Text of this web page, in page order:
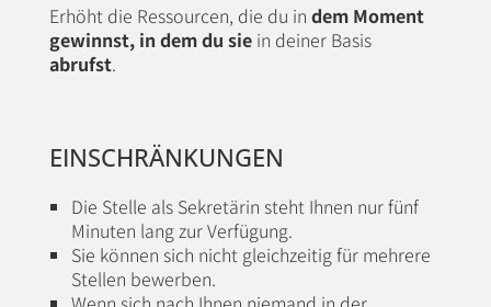
Erhöht die Ressourcen, die du in dem Moment
gewinnst, in dem du sie in deiner Basis
abrufst.
EINSCHRÄNKUNGEN
Die Stelle als Sekretärin steht Ihnen nur fünf
Minuten lang zur Verfügung.
Sie können sich nicht gleichzeitig für mehrere
Stellen bewerben.